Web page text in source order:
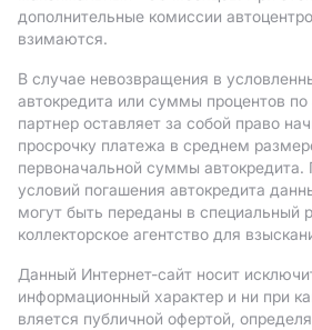
дополнительные комиссии
взимаются.
В случае невозвращения в
автокредита или суммы процентов по
партнер оставляет за собой право
просрочку платежа в среднем
первоначальной суммы
условий погашения автокредита
могут быть переданы в специальный
коллекторское агентство для
Данный Интернет-сайт носит
информационный характер и ни при
вляется публичной офертой,